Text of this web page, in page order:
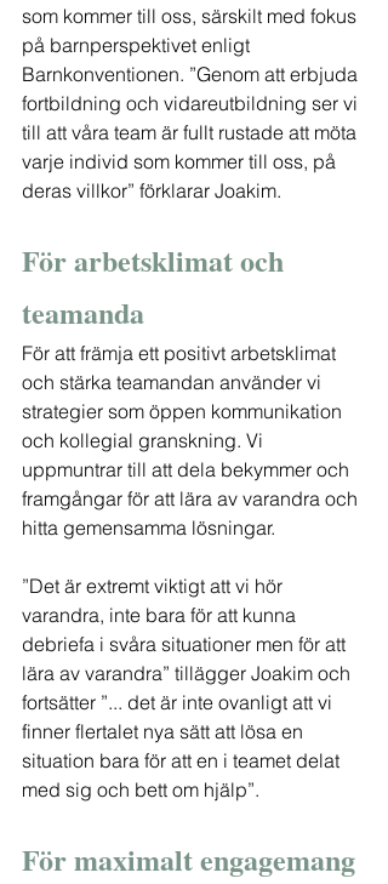
som kommer till oss, särskilt med fokus
på barnperspektivet enligt
Barnkonventionen. ”Genom att erbjuda
fortbildning och vidareutbildning ser vi
till att våra team är fullt rustade att möta
varje individ som kommer till oss, på
deras villkor” förklarar Joakim.
För arbetsklimat och
teamanda
För att främja ett positivt arbetsklimat
och stärka teamandan använder vi
strategier som öppen kommunikation
och kollegial granskning. Vi
uppmuntrar till att dela bekymmer och
framgångar för att lära av varandra och
hitta gemensamma lösningar.
”Det är extremt viktigt att vi hör
varandra, inte bara för att kunna
debriefa i svåra situationer men för att
lära av varandra” tillägger Joakim och
fortsätter ”... det är inte ovanligt att vi
finner flertalet nya sätt att lösa en
situation bara för att en i teamet delat
med sig och bett om hjälp”.
För maximalt engagemang